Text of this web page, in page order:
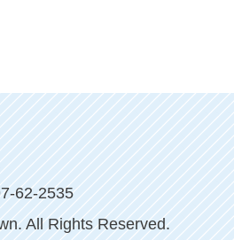
62-2535
All Rights Reserved.